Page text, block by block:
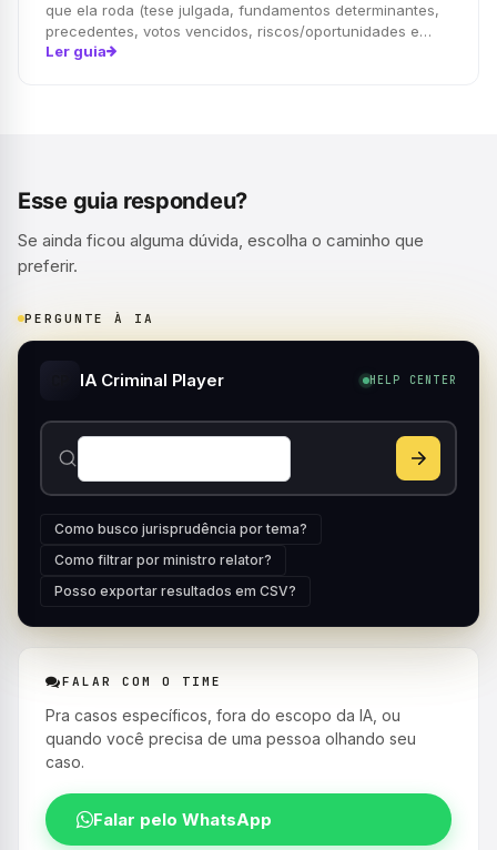
que ela roda (tese julgada, fundamentos determinantes,
precedentes, votos vencidos, riscos/oportunidades e
estratégias recursais), o passo a passo certo, o que
Ler guia
Esse guia respondeu?
Se ainda ficou alguma dúvida, escolha o caminho que
preferir.
PERGUNTE À IA
IA Criminal Player HELP CENTER
Como busco jurisprudência por tema?
Como filtrar por ministro relator?
Posso exportar resultados em CSV?
FALAR COM O TIME
Pra casos específicos, fora do escopo da IA, ou
quando você precisa de uma pessoa olhando seu
caso.
Falar pelo WhatsApp